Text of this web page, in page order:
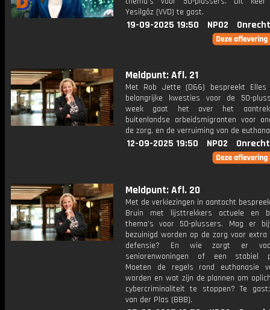
Yesilgöz (VVD) te gast.
19-09-2025 19:50 NPO2
Meldpunt: Afl. 21
Met Rob Jette (D66) bespreekt
belangrijke kwesties voor de 50-
week gaat het over het
buitenlandse arbeidsmigranten voor
de zorg, en de verruiming van de
12-09-2025 19:50 NPO2
Meldpunt: Afl. 20
Met de verkiezingen in aantocht
Bruin met lijsttrekkers actuele en
thema's voor 50-plussers. Mag er
bezuinigd worden op de zorg voor extra
defensie? En wie zorgt er
seniorenwoningen of een stabiel
Moeten de regels rond euthanasie
worden en wat zijn de plannen om
cybercriminaliteit te stoppen? Te
van der Plas (BBB).